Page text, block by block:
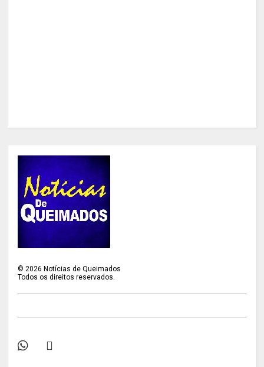
© 2026 Notícias de Queimados
Todos os direitos reservados.